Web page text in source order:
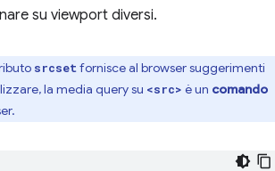
su viewport diversi.
srcset fornisce al browser suggerimenti
la media query su <src> è un comando